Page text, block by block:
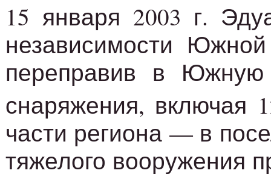
15 января 2003 г.
независимости
переправив в Южную
снаряжения, включая
части региона — в
тяжелого вооружения